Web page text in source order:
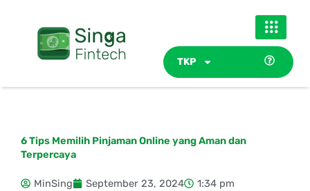
TKP
6 Tips Memilih Pinjaman Online yang Aman dan
Terpercaya
MinSing September 23, 2024
1:34 pm